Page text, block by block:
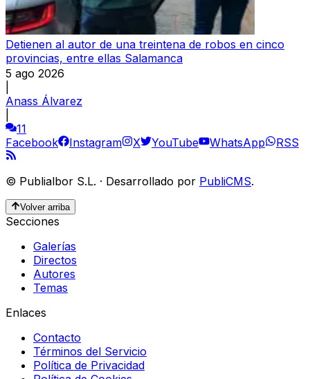
Detienen al autor de una treintena de robos en cinco
provincias, entre ellas Salamanca
5 ago 2026
Anass Álvarez
11
Facebook
Instagram X YouTube WhatsApp RSS
© Publialbor S.L. · Desarrollado por PubliCMS.
Volver arriba
Secciones
Galerías
Directos
Autores
Temas
Enlaces
Contacto
Términos del Servicio
Política de Privacidad